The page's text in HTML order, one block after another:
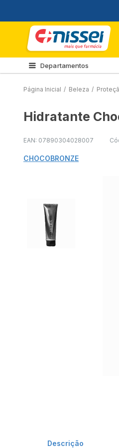
Departamentos
Página Inicial / Beleza /
Hidratante
EAN: 07890304028007
CHOCOBRONZE
Descrição